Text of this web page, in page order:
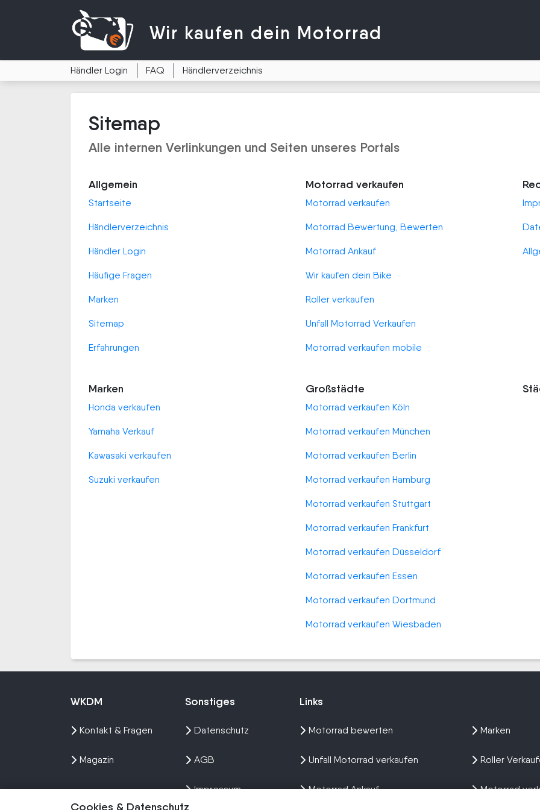
Wir kaufen dein Motorrad
Händler Login FAQ Händlerverzeichnis
Sitemap
Alle internen Verlinkungen und Seiten unseres Portals
Allgemein
Startseite
Händlerverzeichnis
Händler Login
Häufige Fragen
Marken
Sitemap
Erfahrungen
Motorrad verkaufen
Motorrad verkaufen
Motorrad Bewertung, Bewerten
Motorrad Ankauf
Wir kaufen dein Bike
Roller verkaufen
Unfall Motorrad Verkaufen
Motorrad verkaufen mobile
Marken
Honda verkaufen
Yamaha Verkauf
Kawasaki verkaufen
Suzuki verkaufen
Großstädte
Motorrad verkaufen Köln
Motorrad verkaufen München
Motorrad verkaufen Berlin
Motorrad verkaufen Hamburg
Motorrad verkaufen Stuttgart
Motorrad verkaufen Frankfurt
Motorrad verkaufen Düsseldorf
Motorrad verkaufen Essen
Motorrad verkaufen Dortmund
Motorrad verkaufen Wiesbaden
Cookies & Datenschutz
WKDM
Kontakt & Fragen
Magazin
Sonstiges
Datenschutz
AGB
Impressum
Links
Motorrad bewerten
Unfall Motorrad verkaufen
Motorrad Ankauf
Marken
Roller
Motorrad